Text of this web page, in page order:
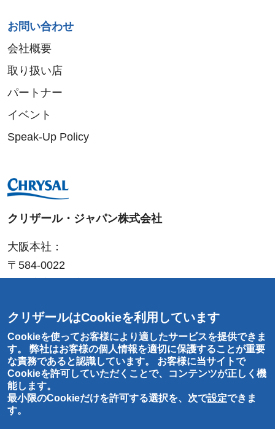
お問い合わせ
会社概要
取り扱い店
パートナー
イベント
Speak-Up Policy
クリザール・ジャパン株式会社
大阪本社：
〒584-0022
F: 0721-25-8766
東京営業所：
〒143-0001
東京都大田区東海
お問い合わせ
クリザールはCookieを利用しています
Cookieを使ってお客様により適したサービスを提供できま
す。 弊社はお客様の個人情報を適切に保護することが重要
な責務であると認識しています。 お客様に当サイトで
Cookieを許可していただくことで、コンテンツが正しく機
能します。
最小限のCookieだけを許可する選択を、次で設定できま
す。